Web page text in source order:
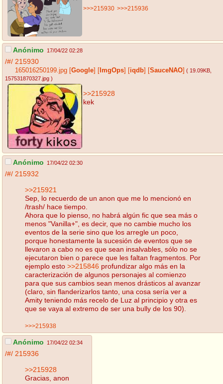
>>>215930 >>>215936
Anónimo 17/04/22 02:28
/#/ 215930
165016250199.jpg Google ImgOps iqdb SauceNAO ( 19.09KB
157531870327.jpg )
>>215928
kek
Anónimo 17/04/22 02:30
/#/ 215932
>>215921
Sep, lo recuerdo de un anon que me lo mencionó en
/trash/ hace tiempo.
Ahora que lo pienso, no habrá algún fic que sea más o
menos "Vanilla+", es decir, que no cambie mucho los
eventos de la serie sino que los arregle un poco,
porque honestamente la sucesión de eventos que se
llevaron a cabo no es que sean insalvables, sólo no se
ejecutaron bien o parece que les faltan fragmentos. Por
ejemplo esto >>215846 profundizar algo más en la
caracterización de algunos personajes al comienzo
para que sus cambios sean menos drásticos al avanzar
(claro, sin flanderizarlos tanto, una cosa sería ver a
Amity teniendo más recelo de Luz al principio y otra es
que se vaya al extremo de ser una bully de los 90).
>>>215938
Anónimo 17/04/22 02:34
/#/ 215936
>>215928
Gracias, anon